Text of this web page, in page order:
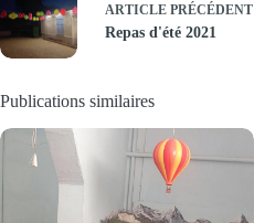
ARTICLE PRÉCÉDENT
Repas d'été 2021
Publications similaires